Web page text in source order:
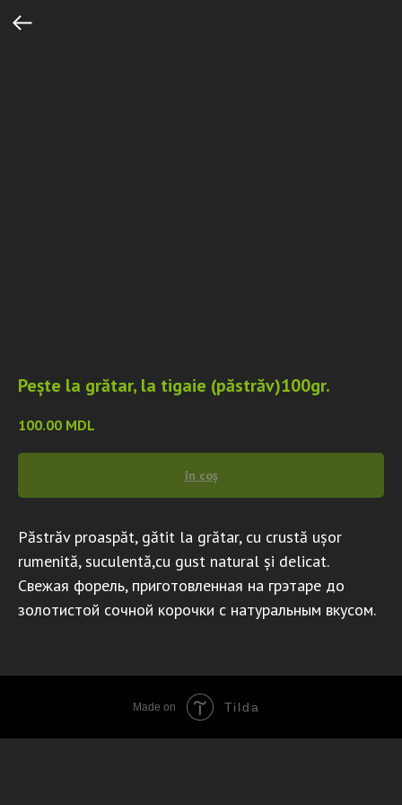
Pește la grătar, la tigaie (păstrăv)100gr.
100.00 MDL
în coș
Păstrăv proaspăt, gătit la grătar, cu crustă ușor
rumenită, suculentă,cu gust natural și delicat.
Свежая форель, приготовленная на грэтаре до
золотистой сочной корочки с натуральным вкусом.
Made on Tilda